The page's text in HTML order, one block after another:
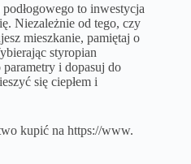
to inwestycja
Niezależnie od tego, czy
mieszkanie, pamiętaj o
styropian
i dopasuj do
się ciepłem i
kupić na https://www.